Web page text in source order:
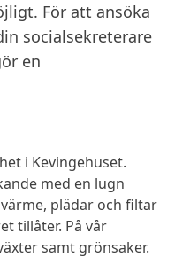
För att ansöka
socialsekreterare
en
i Kevingehuset.
med en lugn
plädar och filtar
tillåter. På vår
samt grönsaker.